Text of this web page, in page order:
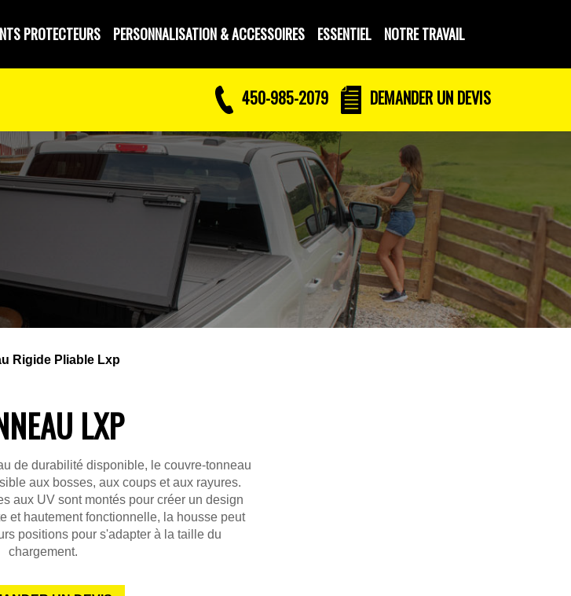
PROTECTEURS PERSONNALISATION & ACCESSOIRES ESSENTIEL NOTRE TRAVAIL
450-985-2079 DEMANDER UN DEVIS
Rigide Pliable Lxp
LXP
de durabilité disponible, le couvre-tonneau
aux bosses, aux coups et aux rayures.
aux UV sont montés pour créer un design
et hautement fonctionnelle, la housse peut
positions pour s'adapter à la taille du
chargement.